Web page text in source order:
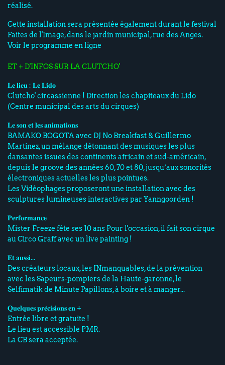
réalisé.
Cette installation sera présentée également durant le festival
Faites de l'Image, dans le jardin municipal, rue des Anges.
Voir le programme en ligne
ET + D'INFOS SUR LA CLUTCHO'
𝐋𝐞 𝐥𝐢𝐞𝐮 : 𝐋𝐞 𝐋𝐢𝐝𝐨
Clutcho' circassienne ! Direction les chapiteaux du Lido
(Centre municipal des arts du cirques)
𝐋𝐞 𝐬𝐨𝐧 𝐞𝐭 𝐥𝐞𝐬 𝐚𝐧𝐢𝐦𝐚𝐭𝐢𝐨𝐧𝐬
BAMAKO BOGOTA avec DJ No Breakfast & Guillermo
Martinez, un mélange détonnant des musiques les plus
dansantes issues des continents africain et sud-américain,
depuis le groove des années 60, 70 et 80, jusqu’aux sonorités
électroniques actuelles les plus pointues.
Les Vidéophages proposeront une installation avec des
sculptures lumineuses interactives par Yanngoorden !
𝐏𝐞𝐫𝐟𝐨𝐫𝐦𝐚𝐧𝐜𝐞
Mister Freeze fête ses 10 ans Pour l'occasion, il fait son cirque
au Circo Graff avec un live painting !
𝐄𝐭 𝐚𝐮𝐬𝐬𝐢...
Des créateurs locaux, les INmanquables, de la prévention
avec les Sapeurs-pompiers de la Haute-garonne, le
Selfimatik de Minute Papillons, à boire et à manger...
𝐐𝐮𝐞𝐥𝐪𝐮𝐞𝐬 𝐩𝐫𝐞́𝐜𝐢𝐬𝐢𝐨𝐧𝐬 𝐞𝐧 +
Entrée libre et gratuite !
Le lieu est accessible PMR.
La CB sera acceptée.